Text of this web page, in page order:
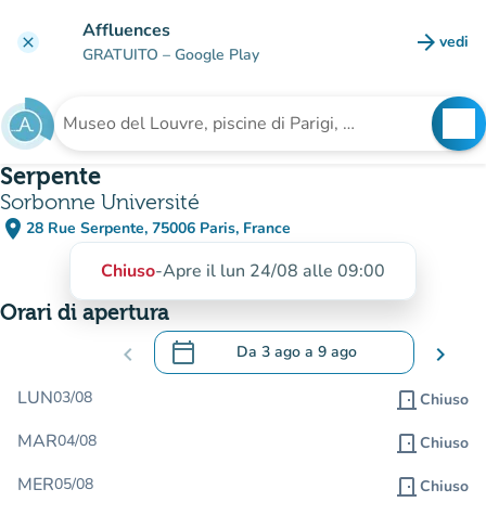
clear Affluences
GRATUITO – Google Play arrow_forward vedi
Cerca una struttura
Serpente
Sorbonne Université
place 28 Rue Serpente, 75006 Paris, France
(apri in Google Maps)
(nuova scheda)
Chiuso-Apre il lun 24/08 alle 09:00
Orari di apertura
chevron_left calendar_today Da 3 ago a 9 ago
.Aprire il calendario per modificare le
chevron_right
LUN03/08 door_front Chiuso
MAR04/08 door_front Chiuso
MER05/08 door_front Chiuso